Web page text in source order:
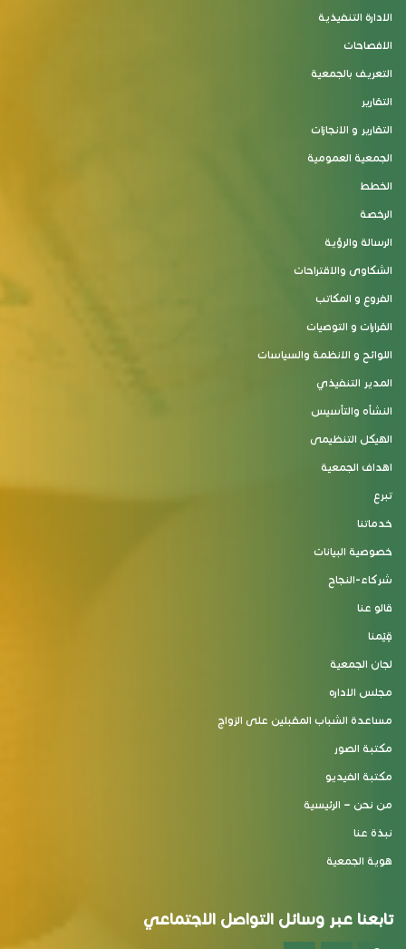
الادارة التنفيذية
الافصاحات
التعريف بالجمعية
التقارير
التقارير و الانجازات
الجمعية العمومية
الخطط
الرخصة
الرسالة والرؤية
الشكاوى والاقتراحات
الفروع و المكاتب
القرارات و التوصيات
اللوائح و الانظمة والسياسات
المدير التنفيذي
النشأه والتأسيس
الهيكل التنظيمى
اهداف الجمعية
تبرع
خدماتنا
خصوصية البيانات
شركاء-النجاح
قالو عنا
قِيَمنا
لجان الجمعية
مجلس الاداره
مساعدة الشباب المقبلين على الزواج
مكتبة الصور
مكتبة الفيديو
من نحن – الرئيسية
نبذة عنا
هوية الجمعية
تابعنا عبر وسائل التواصل الاجتماعي